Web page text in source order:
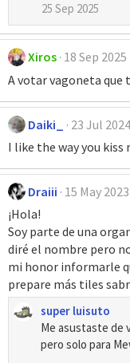
i
o
n
e
:
25 Sep 2025
Xiros 18 Sep 2025
A votar vagoneta que
Daiki_
23 Jul 2024
I like the way you kiss
Draiii 15 May 2023
¡Hola!
Soy parte de una
diré el nombre pero
mi honor informarle
prepare más tiles
super luisuto
Me asustaste de
pero solo para